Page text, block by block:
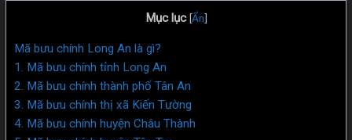
Mục lục [Ẩn]
Mã bưu chính Long An là gì?
1. Mã bưu chính tỉnh Long An
2. Mã bưu chính thành phố Tân An
3. Mã bưu chính thị xã Kiến Tường
4. Mã bưu chính huyện Châu Thành